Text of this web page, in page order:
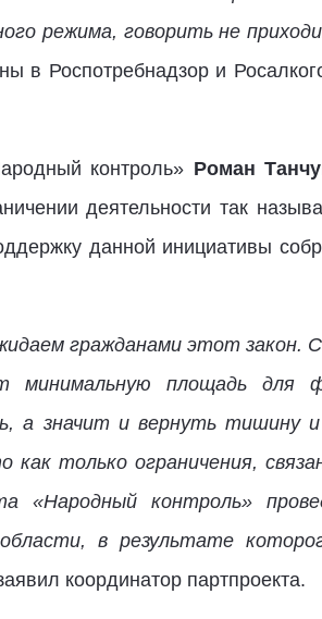
режима, говорить не
в Роспотребнадзор и
контроль» Роман
деятельности так
данной инициативы
гражданами этот закон.
минимальную площадь для
а значит и вернуть тишину
только ограничения,
«Народный контроль»
в результате
координатор партпроекта.